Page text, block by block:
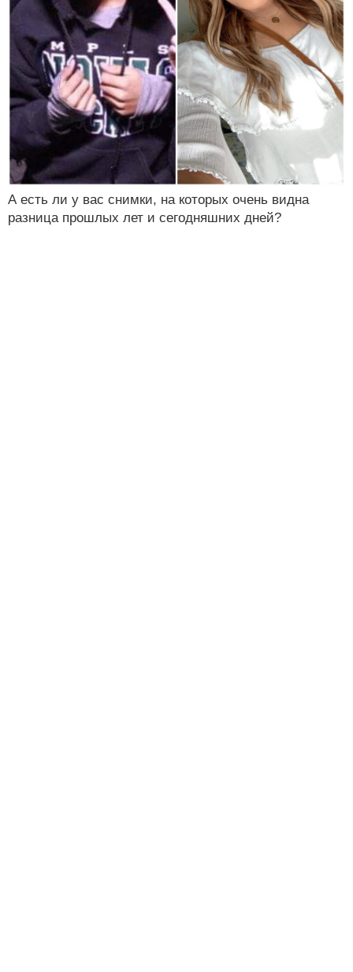
А есть ли у вас снимки, на которых очень видна
разница прошлых лет и сегодняшних дней?